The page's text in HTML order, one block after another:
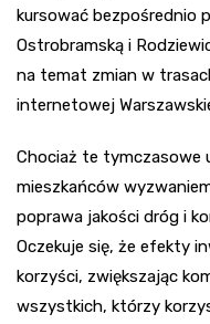
kursować bezpośrednio
Ostrobramską i
na temat zmian w
internetowej
Chociaż te tymczasowe
mieszkańców
poprawa jakości dróg i
Oczekuje się, że efekty
korzyści, zwiększając
wszystkich, którzy